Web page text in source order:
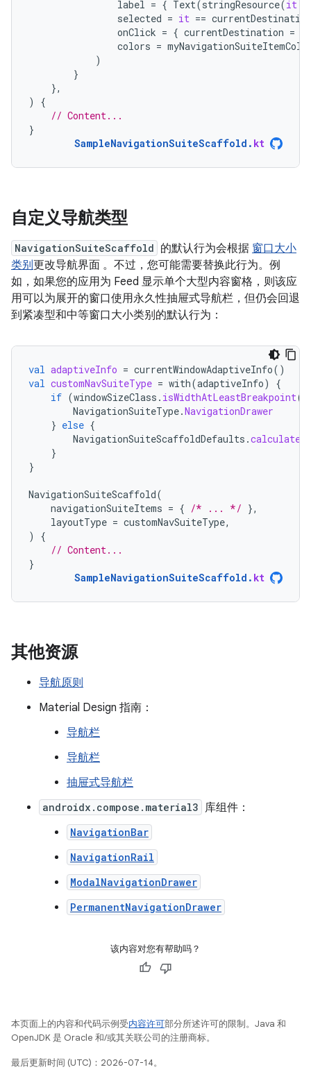
label = { Text(stringResource(it
selected = it == currentDestination
onClick = { currentDestination =
colors =
)
}
},
)
{
// Content...
}
SampleNavigationSuiteScaffold . kt
自定义导航类型
NavigationSuiteScaffold 的默认行为会根据 窗口大小
类别更改导航界面 。不过，您可能需要替换此行为。例
如，如果您的应用为 Feed 显示单个大型内容窗格，则该应
用可以为展开的窗口使用永久性抽屉式导航栏，但仍会回退
到紧凑型和中等窗口大小类别的默认行为：
val adaptiveInfo = currentWindowAdaptiveInfo()
val customNavSuiteType = with(adaptiveInfo)
{
if (windowSizeClass . isWidthAtLeastBreakpoint(
NavigationSuiteType.NavigationDrawer
} else {
NavigationSuiteScaffoldDefaults .
}
}
NavigationSuiteScaffold(
navigationSuiteItems = { /* ... */ },
layoutType = customNavSuiteType,
)
{
// Content...
}
SampleNavigationSuiteScaffold . kt
其他资源
导航原则
Material Design 指南：
导航栏
导航栏
抽屉式导航栏
androidx.compose.material3 库组件：
NavigationBar
NavigationRail
ModalNavigationDrawer
PermanentNavigationDrawer
该内容对您有帮助吗？
本页面上的内容和代码示例受内容许可部分所述许可的限制。Java 和
OpenJDK 是 Oracle 和/或其关联公司的注册商标。
最后更新时间 (UTC)：2026-07-14。